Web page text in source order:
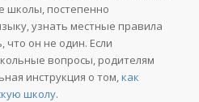
школы, постепенно
узнать местные правила
что он не один. Если
вопросы, родителям
инструкция о том,как
школу.